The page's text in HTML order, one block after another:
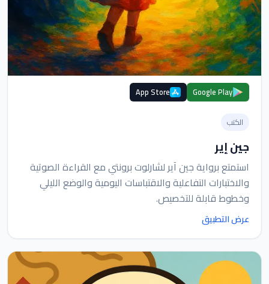
Google Play
App Store
الكتب
جين إير
استمتع برواية جين آير لشارلوت برونتي مع القراءة الصوتية
والاختبارات التفاعلية والاقتباسات اليومية والوضع الليلي
وخطوط قابلة للتخصيص.
عرض التطبيق